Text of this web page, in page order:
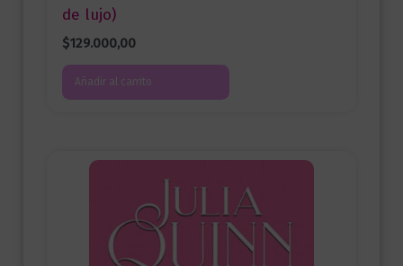
de lujo)
$129.000,00
Añadir al carrito